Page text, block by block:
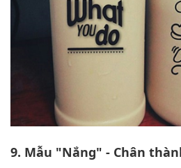
9. Mẫu "Nắng" - Chân